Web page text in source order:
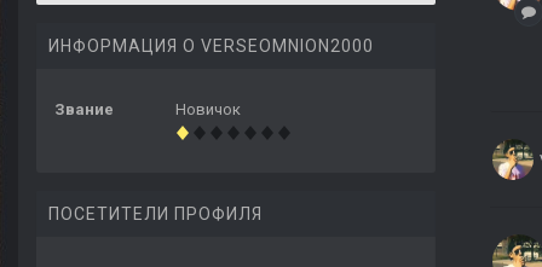
ИНФОРМАЦИЯ О VERSEOMNION2000
Звание Новичок
ПОСЕТИТЕЛИ ПРОФИЛЯ